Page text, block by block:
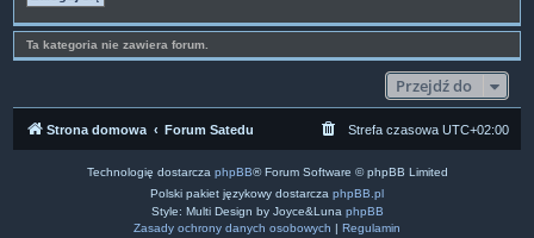
Ta kategoria nie zawiera forum.
Przejdź do
Strona domowa Forum Satedu Strefa czasowa UTC+02:00
Technologię dostarcza phpBB® Forum Software © phpBB Limited
Polski pakiet językowy dostarcza phpBB.pl
Style: Multi Design by Joyce&Luna phpBB
Zasady ochrony danych osobowych | Regulamin